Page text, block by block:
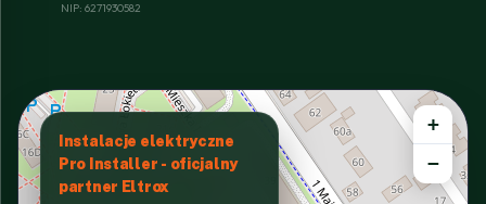
NIP: 6271930582
Instalacje elektryczne
Pro Installer - oficjalny
partner Eltrox
+
−